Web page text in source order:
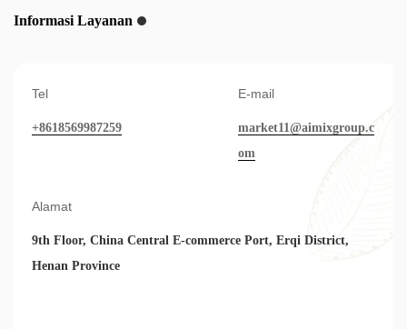
Informasi Layanan
Tel
+8618569987259
E-mail
market11@aimixgroup.c
om
Alamat
9th Floor, China Central E-commerce Port, Erqi District,
Henan Province